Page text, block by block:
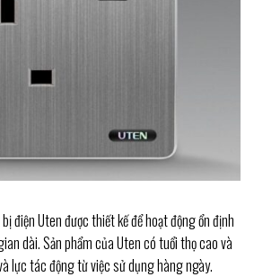
điện Uten được thiết kế để hoạt động ổn định
dài. Sản phẩm của Uten có tuổi thọ cao và
lực tác động từ việc sử dụng hàng ngày.